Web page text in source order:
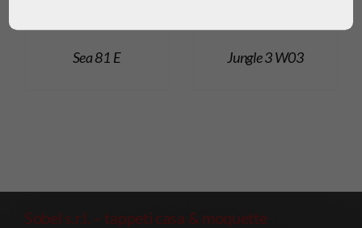
Sea 81 E Jungle 3 W03
Sobel s.r.l. – tappeti casa & moquette